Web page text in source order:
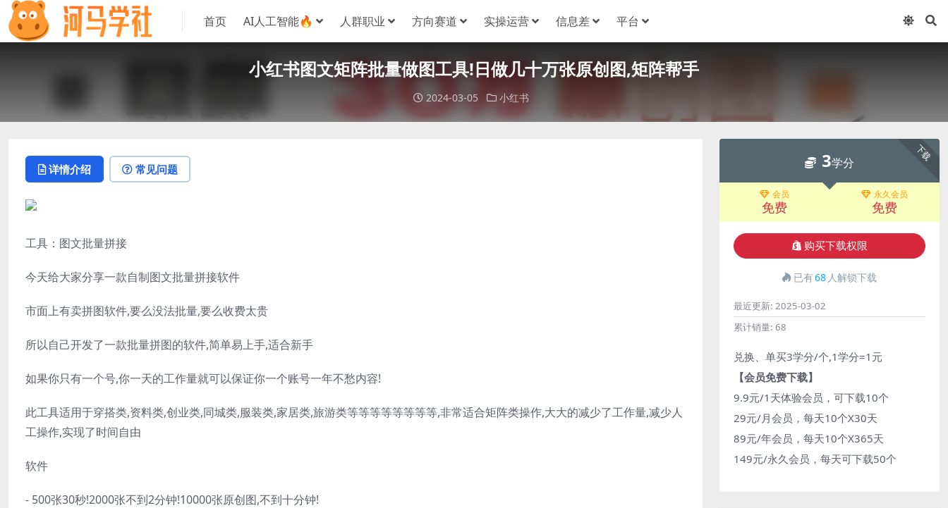
首页 AI人工智能🔥 人群职业 方向赛道 实操运营 信息差 平台
小红书图文矩阵批量做图工具!日做几十万张原创图,矩阵帮手
2024-03-05 小红书
详情介绍 常见问题
工具：图文批量拼接
今天给大家分享一款自制图文批量拼接软件
市面上有卖拼图软件,要么没法批量,要么收费太贵
所以自己开发了一款批量拼图的软件,简单易上手,适合新手
如果你只有一个号,你一天的工作量就可以保证你一个账号一年不愁内容!
此工具适用于穿搭类,资料类,创业类,同城类,服装类,家居类,旅游类等等等等等等等等,非常适合矩阵类操作,大大的减少了工作量,减少人
工操作,实现了时间自由
软件
- 500张30秒!2000张不到2分钟!10000张原创图,不到十分钟!
下载
3学分
会员
免费
永久会员
免费
购买下载权限
已有68 人解锁下载
最近更新: 2025-03-02
累计销量: 68
兑换、单买3学分/个,1学分=1元
【会员免费下载】
9.9元/1天体验会员，可下载10个
29元/月会员，每天10个X30天
89元/年会员，每天10个X365天
149元/永久会员，每天可下载50个